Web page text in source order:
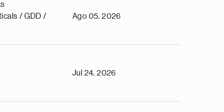
/ GDD /
Ago 05, 2026
Jul 24, 2026